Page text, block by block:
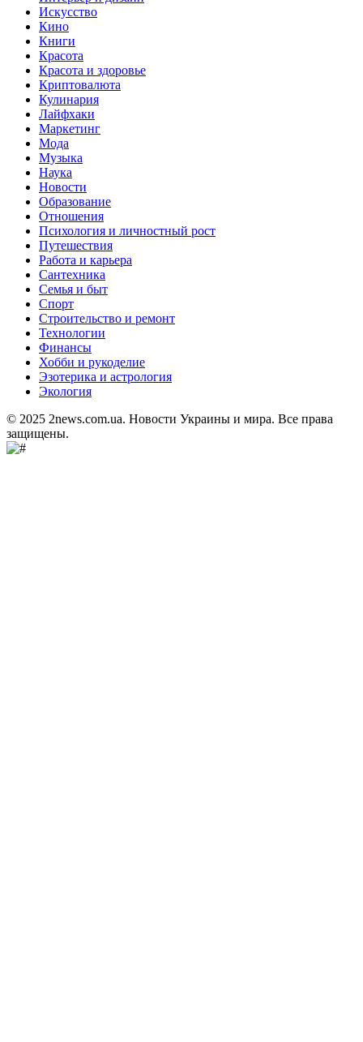
Искусство
Кино
Книги
Красота
Красота и здоровье
Криптовалюта
Кулинария
Лайфхаки
Маркетинг
Мода
Музыка
Наука
Новости
Образование
Отношения
Психология и личностный рост
Путешествия
Работа и карьера
Сантехника
Семья и быт
Спорт
Строительство и ремонт
Технологии
Финансы
Хобби и рукоделие
Эзотерика и астрология
Экология
© 2025 2news.com.ua. Новости Украины и мира. Все права
защищены.